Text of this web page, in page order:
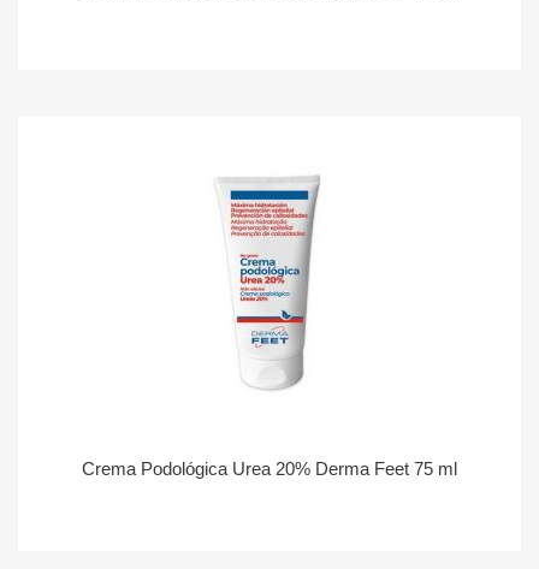
Crema Podológica Urea 20% Derma Feet 75 ml